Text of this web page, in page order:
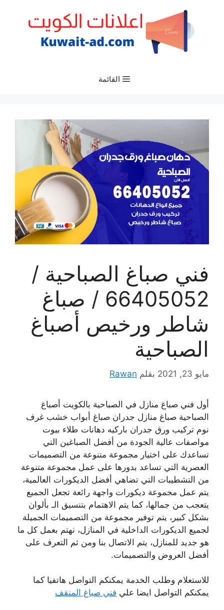
القائمة
فني صباغ الصباحية /
66405052 / صباغ
شاطر ورخيص أصباغ
الصباحية
مايو 23, 2021 بقلم Rawan
أول فني صباغ منازل في الصباحية بالكويت أصباغ
الصباحية صباغ منازل جدران صباغ أبواب خشب غرف
نوم تركيب ورق جدران باركيه دهانات طلاء بيوت
مواصفات عالية الجودة من أفضل الصباغين التي
تساعدك على اختيار مجموعة متنوعة من التصميمات
العصرية التي تساعد بدورها على عمل مجموعة متنوعة
من التشطيبات التي تضاهي أفضل الديكورات العالمية،
يتم عمل مجموعة ديكورات واجهة رائعة تجعل الجميع
يتعجب من جمالها، كما يتم الاهتمام بتنسيق الـ بألوان
بشكل كبير، يتم توفير مجموعة من التصميمات الجميلة
لجميع الديكورات الداخلية في المنازل، نهتم بعمل كل ما
هو جديد للمنازل، يتم الاتصال بنا ومن ثم التعرف على
أفضل العروض والتصميمات.
للاستعلام وطلب الخدمة يمكنكم التواصل هاتفيا كما
يمكنكم التواصل ايضا علي فني صباغ المنقف